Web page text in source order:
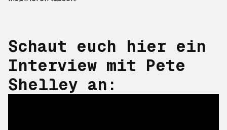
Schaut euch hier ein
Interview mit Pete
Shelley an: